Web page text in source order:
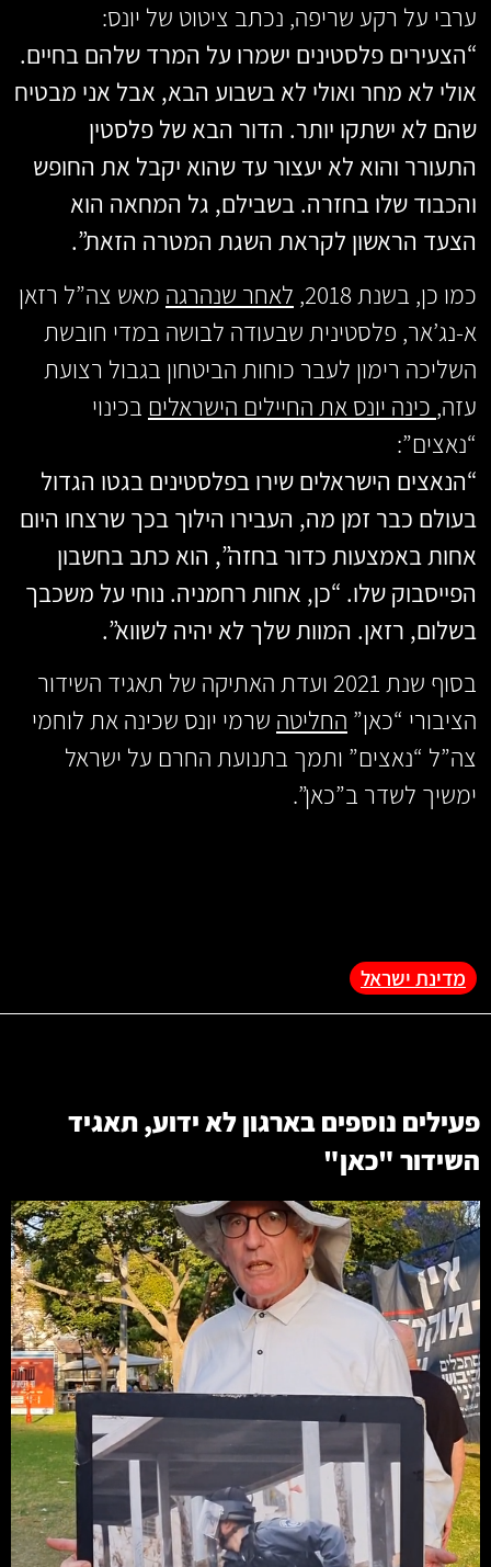
ערבי על רקע שריפה, נכתב ציטוט של יונס:
“הצעירים פלסטינים ישמרו על המרד שלהם בחיים.
אולי לא מחר ואולי לא בשבוע הבא, אבל אני מבטיח
שהם לא ישתקו יותר. הדור הבא של פלסטין
התעורר והוא לא יעצור עד שהוא יקבל את החופש
והכבוד שלו בחזרה. בשבילם, גל המחאה הוא
הצעד הראשון לקראת השגת המטרה הזאת”.
כמו כן, בשנת 2018,
לאחר שנהרגה מאש צה”ל רזאן
א-נג’אר, פלסטינית שבעודה לבושה במדי חובשת
השליכה רימון לעבר כוחות הביטחון בגבול רצועת
עזה, כינה יונס את החיילים הישראלים בכינוי
“נאצים”:
“הנאצים הישראלים שירו ​​בפלסטינים בגטו הגדול
בעולם כבר זמן מה, העבירו הילוך בכך שרצחו היום
אחות באמצעות כדור בחזה”, הוא כתב בחשבון
הפייסבוק שלו. “כן, אחות רחמניה. נוחי על משכבך
בשלום, רזאן. המוות שלך לא יהיה לשווא”.
בסוף שנת 2021 ועדת האתיקה של תאגיד השידור
הציבורי “כאן” החליטה שרמי יונס שכינה את לוחמי
צה”ל “נאצים” ותמך בתנועת החרם על ישראל
ימשיך לשדר ב”כאן”.
מדינת ישראל
פעילים נוספים בארגוןלא ידוע,תאגיד
השידור "כאן"
קרא עוד